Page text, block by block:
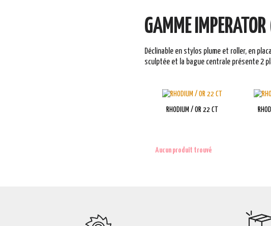
GAMME
Déclinable en stylos plume et roller, en
sculptée et la bague centrale présente 2
RHODIUM / OR 22 CT
Aucun produit trouvé